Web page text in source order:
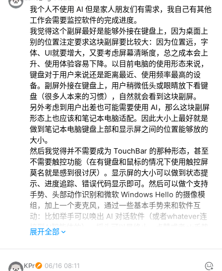
我个人不使用 AI 但是家人朋友们有需求，我自己有其他
工作会需要监控软件的完成进度。
我觉得这个副屏最好是能够外接在键盘上，因为桌面上
别的位置注定要求这块副屏要比较大：因为位置远，字
体、UI就要增大，又要考虑屏幕清晰度，总之成本会上
升、使用体验容易下降。以目前电脑的使用形态来说，
键盘对于用户来说还是距离最近、使用频率最高的设
备。副屏外接在键盘上，用户稍微低头或眼睛放下看键
盘（很多人本来的习惯），自然就会看到这块副屏。
另外考虑到用户出差也可能需要使用 AI，那么这块副屏
形态上也应该和笔记本电脑适配。因此大小上最好就是
做到笔记本电脑键盘上部和显示屏之间的位置能够放的
大小。
然后我觉得并不需要成为 TouchBar 的那种形态，甚至
不需要触控功能（在有键盘和鼠标的情况下使用触控屏
莫名就是感到很讨厌）。显示屏的大小可以做到状态提
示、进度追踪、错误代码显示即可。然后可以做个支持
手势、头部动作识别和微软 Windows Hello 的摄像模
组，加上一个麦克风，通过一些基本手势来和软件互
动：比如举手可以唤出 AI 对话软件（或者whatever连
接到AI智能体的），摇头可以是终止，点赞或者ok手势
可以是确认，等等。
展开全部
KPr 06/16 08:11